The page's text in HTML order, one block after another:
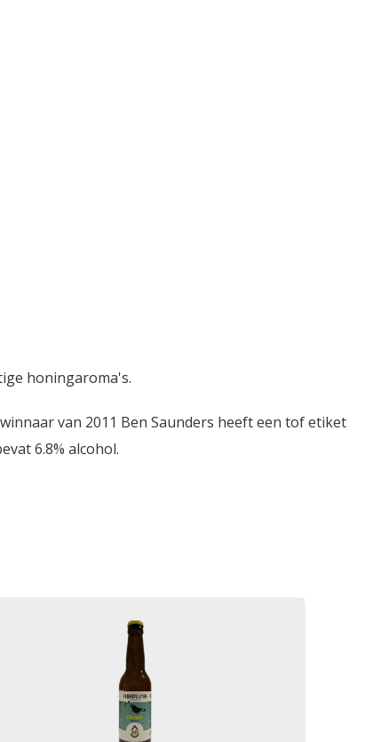
honingaroma's.
van 2011 Ben Saunders heeft een tof etiket
6.8% alcohol.